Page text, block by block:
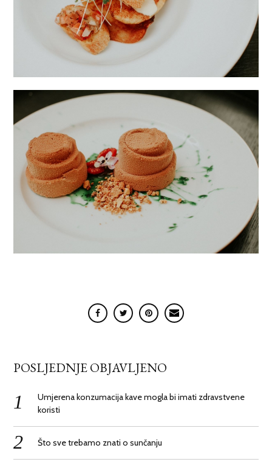
POSLJEDNJE OBJAVLJENO
Umjerena konzumacija kave mogla bi imati zdravstvene
koristi
Što sve trebamo znati o sunčanju